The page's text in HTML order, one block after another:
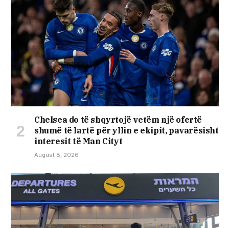
Chelsea do të shqyrtojë vetëm një ofertë
shumë të lartë për yllin e ekipit, pavarësisht
interesit të Man Cityt
August 8, 2026